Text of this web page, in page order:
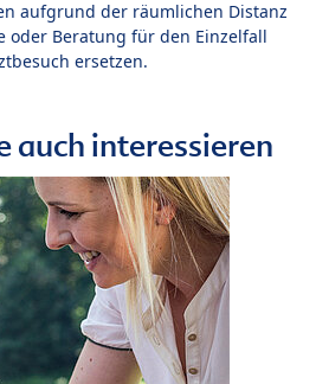
aufgrund der räumlichen Distanz
oder Beratung für den Einzelfall
ersetzen.
auch interessieren